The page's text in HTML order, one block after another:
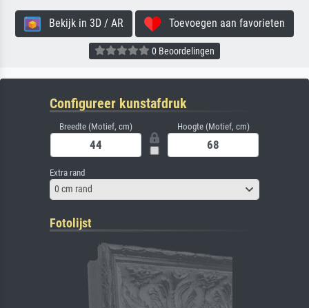
Bekijk in 3D / AR Toevoegen aan favorieten
0 Beoordelingen
Configureer kunstafdruk
Breedte (Motief, cm) Hoogte (Motief, cm)
Extra rand
0 cm rand
Fotolijst